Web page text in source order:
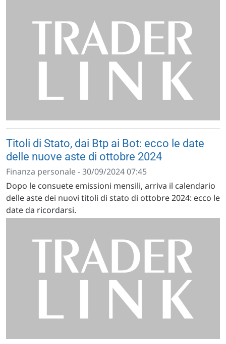
Titoli di Stato, dai Btp ai Bot: ecco le date
delle nuove aste di ottobre 2024
Finanza personale - 30/09/2024 07:45
Dopo le consuete emissioni mensili, arriva il calendario
delle aste dei nuovi titoli di stato di ottobre 2024: ecco le
date da ricordarsi.